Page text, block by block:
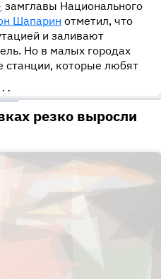
замглавы Национального
Шапарин отметил, что
и заливают
Но в малых городах
станции, которые любят
резко выросли